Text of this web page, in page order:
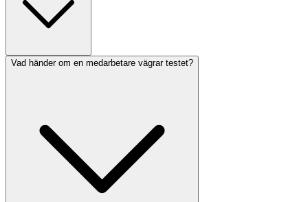
Vad händer om en medarbetare vägrar testet?